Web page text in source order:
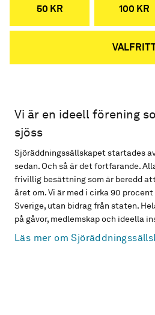
50 KR 100 KR
Vi är en ideell förening
sjöss
Sjöräddningssällskapet startades
sedan. Och så är det fortfarande.
frivillig besättning som är beredd
året om. Vi är med i cirka 90
Sverige, utan bidrag från staten.
på gåvor, medlemskap och ideella
Läs mer om